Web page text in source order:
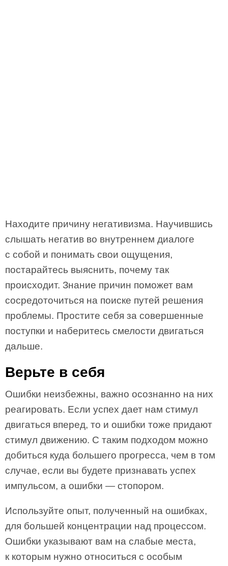
Находите причину негативизма. Научившись
слышать негатив во внутреннем диалоге
с собой и понимать свои ощущения,
постарайтесь выяснить, почему так
происходит. Знание причин поможет вам
сосредоточиться на поиске путей решения
проблемы. Простите себя за совершенные
поступки и наберитесь смелости двигаться
дальше.
Верьте в себя
Ошибки неизбежны, важно осознанно на них
реагировать. Если успех дает нам стимул
двигаться вперед, то и ошибки тоже придают
стимул движению. С таким подходом можно
добиться куда большего прогресса, чем в том
случае, если вы будете признавать успех
импульсом, а ошибки — стопором.
Используйте опыт, полученный на ошибках,
для большей концентрации над процессом.
Ошибки указывают вам на слабые места,
к которым нужно относиться с особым